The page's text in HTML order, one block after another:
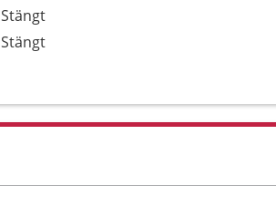
Stängt
Stängt